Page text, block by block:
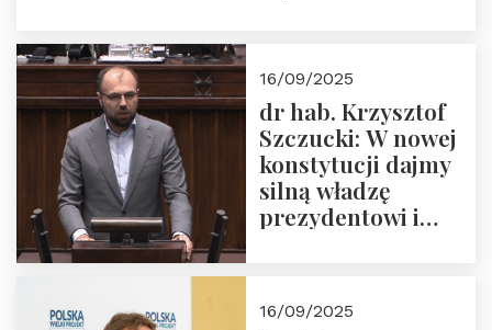
16/09/2025
dr hab. Krzysztof
Szczucki: W nowej
konstytucji dajmy
silną władzę
prezydentowi i
16/09/2025